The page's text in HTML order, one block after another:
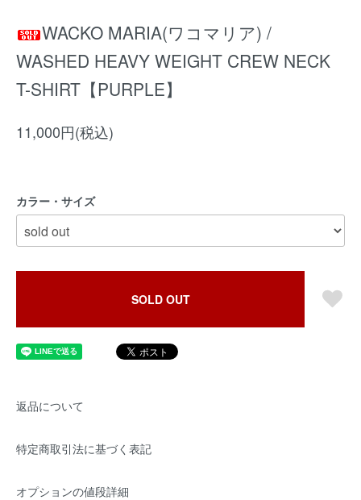
WACKO MARIA(ワコマリア) /
WASHED HEAVY WEIGHT CREW NECK
T-SHIRT【PURPLE】
11,000円(税込)
カラー・サイズ
SOLD OUT
返品について
特定商取引法に基づく表記
オプションの値段詳細